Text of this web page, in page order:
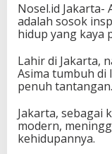
Nosel.id Jakarta-
adalah sosok
hidup yang kaya
Lahir di Jakarta,
Asima tumbuh di
penuh tantangan.
Jakarta, sebagai
modern,
kehidupannya.